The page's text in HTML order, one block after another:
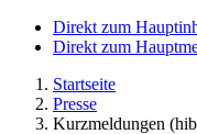
Direkt zum
Direkt zum
Startseite
Presse
Kurzmeldungen